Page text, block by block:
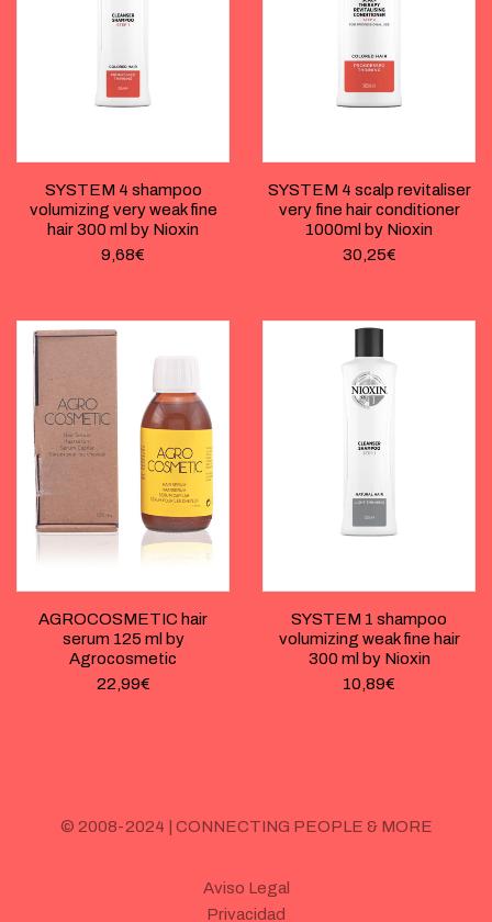
SYSTEM 4 shampoo
volumizing very weak fine
hair 300 ml by Nioxin
9,68€
SYSTEM 4 scalp revitaliser
very fine hair conditioner
1000ml by Nioxin
30,25€
AGROCOSMETIC hair
serum 125 ml by
Agrocosmetic
22,99€
SYSTEM 1 shampoo
volumizing weak fine hair
300 ml by Nioxin
10,89€
© 2008-2024 | CONNECTING PEOPLE & MORE
Aviso Legal
Privacidad